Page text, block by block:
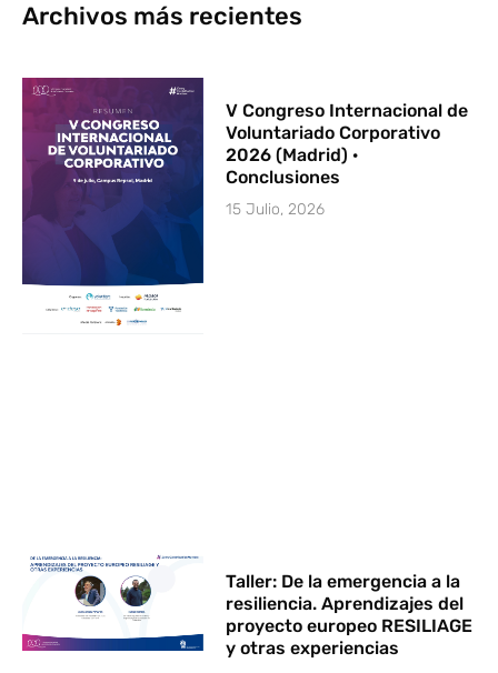
Archivos más recientes
V Congreso Internacional de
Voluntariado Corporativo
2026 (Madrid) ·
Conclusiones
15 Julio, 2026
Taller: De la emergencia a la
resiliencia. Aprendizajes del
proyecto europeo RESILIAGE
y otras experiencias